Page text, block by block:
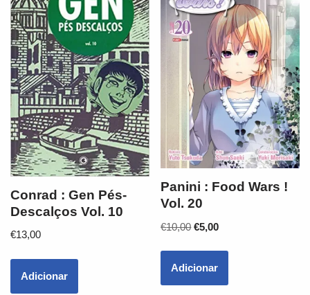
Conrad : Gen Pés-
Descalços Vol. 10
€13,00
Adicionar
Panini : Food Wars !
Vol. 20
€10,00 €5,00
Adicionar